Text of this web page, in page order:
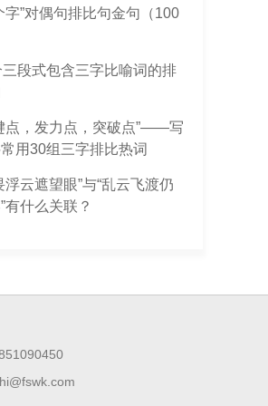
字”对偶句排比句金句（100
三段式包含三字比喻词的排
点，发力点，突破点”——写
用30组三字排比热词
浮云遮望眼”与“乱云飞渡仍
有什么关联？